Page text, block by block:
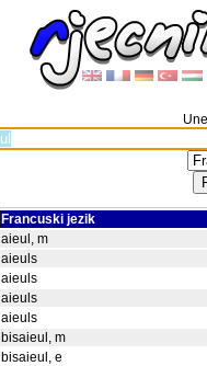
Francuski jezik
aieul, m
aieuls
aieuls
aieuls
aieuls
bisaieul, m
bisaieul, e